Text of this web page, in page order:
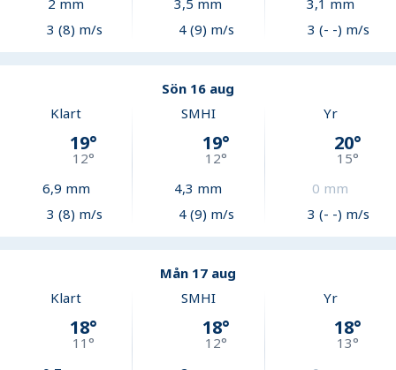
2 mm
3 (8) m/s
3,5 mm
4 (9) m/s
3,1 mm
3 (- -) m/s
Sön 16 aug
Klart
19°
12°
6,9 mm
3 (8) m/s
SMHI
19°
12°
4,3 mm
4 (9) m/s
Yr
20°
15°
0 mm
3 (- -) m/s
Mån 17 aug
Klart
18°
11°
SMHI
18°
12°
Yr
18°
13°